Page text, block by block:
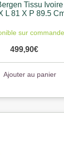
Tissu
L 81 X P 89.5
sur commande
499,90€
Ajouter au panier